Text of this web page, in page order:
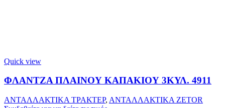
Quick view
ΦΛΑΝΤΖΑ ΠΛΑΙΝΟΥ ΚΑΠΑΚΙΟΥ 3ΚΥΛ. 4911
ΑΝΤΑΛΛΑΚΤΙΚΑ ΤΡΑΚΤΕΡ, ΑΝΤΑΛΛΑΚΤΙΚΑ ZETOR